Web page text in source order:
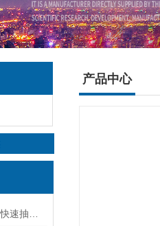
产品中心